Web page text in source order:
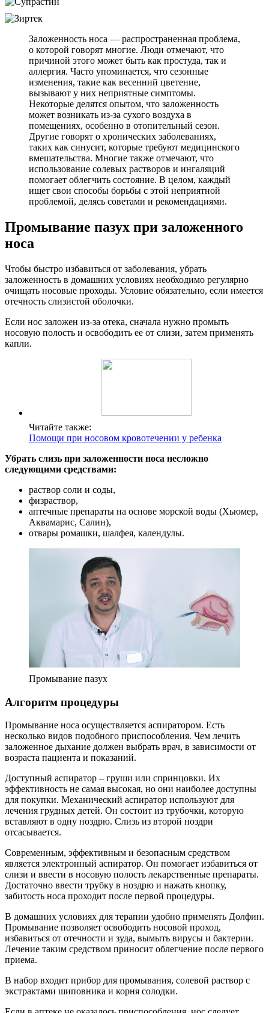
Заложенность носа — распространенная проблема,
о которой говорят многие. Люди отмечают, что
причиной этого может быть как простуда, так и
аллергия. Часто упоминается, что сезонные
изменения, такие как весенний цветение,
вызывают у них неприятные симптомы.
Некоторые делятся опытом, что заложенность
может возникать из-за сухого воздуха в
помещениях, особенно в отопительный сезон.
Другие говорят о хронических заболеваниях,
таких как синусит, которые требуют медицинского
вмешательства. Многие также отмечают, что
использование солевых растворов и ингаляций
помогает облегчить состояние. В целом, каждый
ищет свои способы борьбы с этой неприятной
проблемой, делясь советами и рекомендациями.
Промывание пазух при заложенного
носа
Чтобы быстро избавиться от заболевания, убрать
заложенность в домашних условиях необходимо регулярно
очищать носовые проходы. Условие обязательно, если имеется
отечность слизистой оболочки.
Если нос заложен из-за отека, сначала нужно промыть
носовую полость и освободить ее от слизи, затем применять
капли.
Читайте также:
Помощи при носовом кровотечении у ребенка
Убрать слизь при заложенности носа несложно
следующими средствами:
раствор соли и соды,
физраствор,
аптечные препараты на основе морской воды (Хьюмер,
Аквамарис, Салин),
отвары ромашки, шалфея, календулы.
Промывание пазух
Алгоритм процедуры
Промывание носа осуществляется аспиратором. Есть
несколько видов подобного приспособления. Чем лечить
заложенное дыхание должен выбрать врач, в зависимости от
возраста пациента и показаний.
Доступный аспиратор – груши или спринцовки. Их
эффективность не самая высокая, но они наиболее доступны
для покупки. Механический аспиратор используют для
лечения грудных детей. Он состоит из трубочки, которую
вставляют в одну ноздрю. Слизь из второй ноздри
отсасывается.
Современным, эффективным и безопасным средством
является электронный аспиратор. Он помогает избавиться от
слизи и ввести в носовую полость лекарственные препараты.
Достаточно ввести трубку в ноздрю и нажать кнопку,
забитость носа проходит после первой процедуры.
В домашних условиях для терапии удобно применять Долфин.
Промывание позволяет освободить носовой проход,
избавиться от отечности и зуда, вымыть вирусы и бактерии.
Лечение таким средством приносит облегчение после первого
приема.
В набор входит прибор для промывания, солевой раствор с
экстрактами шиповника и корня солодки.